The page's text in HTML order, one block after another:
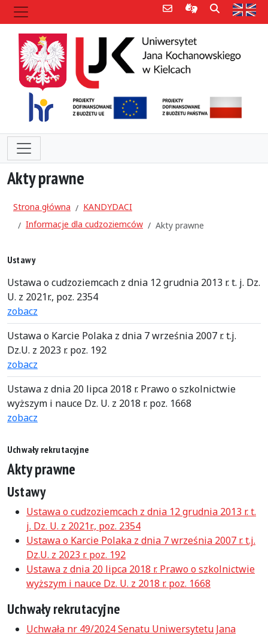
Poczta e-mailInformacje dla
Szukaj
Akty prawne
Strona główna
KANDYDACI
Informacje dla cudzoziemców
Akty prawne
Ustawy
Ustawa o cudzoziemcach z dnia 12 grudnia 2013 r. t. j. Dz.
U. z 2021r., poz. 2354
zobacz
Ustawa o Karcie Polaka z dnia 7 września 2007 r. t.j.
Dz.U. z 2023 r. poz. 192
zobacz
Ustawa z dnia 20 lipca 2018 r. Prawo o szkolnictwie
wyższym i nauce Dz. U. z 2018 r. poz. 1668
zobacz
Uchwały rekrutacyjne
Akty prawne
Ustawy
Ustawa o cudzoziemcach z dnia 12 grudnia 2013 r. t.
j. Dz. U. z 2021r., poz. 2354
Ustawa o Karcie Polaka z dnia 7 września 2007 r. t.j.
Dz.U. z 2023 r. poz. 192
Ustawa z dnia 20 lipca 2018 r. Prawo o szkolnictwie
wyższym i nauce Dz. U. z 2018 r. poz. 1668
Uchwały rekrutacyjne
Uchwała nr 49/2024 Senatu Uniwersytetu Jana